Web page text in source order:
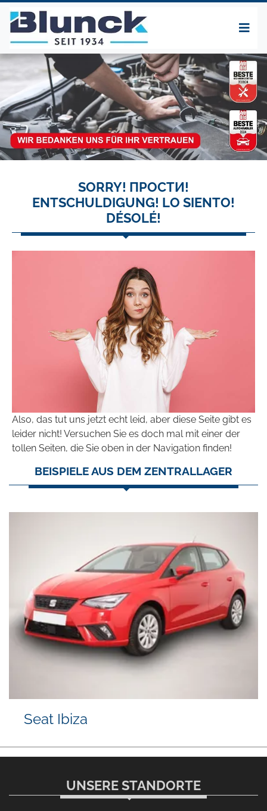
SORRY! ПРОСТИ!
ENTSCHULDIGUNG! LO SIENTO!
DÉSOLÉ!
Also, das tut uns jetzt echt leid, aber diese Seite gibt es
leider nicht! Versuchen Sie es doch mal mit einer der
tollen Seiten, die Sie oben in der Navigation finden!
BEISPIELE AUS DEM ZENTRALLAGER
Seat Ibiza
UNSERE STANDORTE